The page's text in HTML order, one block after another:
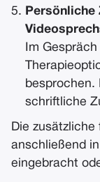
Persönliche
Im
besprochen.
schriftliche
Die
anschließend
eingebracht